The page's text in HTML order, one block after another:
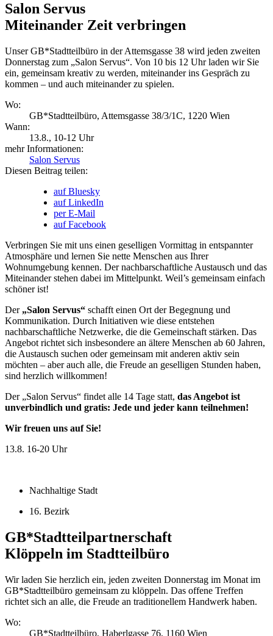
Salon Servus
Miteinander Zeit verbringen
Unser GB*Stadtteilbüro in der Attemsgasse 38 wird jeden zweiten
Donnerstag zum „Salon Servus“. Von 10 bis 12 Uhr laden wir Sie
ein, gemeinsam kreativ zu werden, miteinander ins Gespräch zu
kommen – und auch miteinander zu spielen.
Wo:
GB*Stadtteilbüro, Attemsgasse 38/3/1C, 1220 Wien
Wann:
13.8., 10-12 Uhr
mehr Informationen:
Salon Servus
Diesen Beitrag teilen:
auf Bluesky
auf LinkedIn
per E-Mail
auf Facebook
Verbringen Sie mit uns einen geselligen Vormittag in entspannter
Atmosphäre und lernen Sie nette Menschen aus Ihrer
Wohnumgebung kennen. Der nachbarschaftliche Austausch und das
Miteinander stehen dabei im Mittelpunkt. Weil’s gemeinsam einfach
schöner ist!
Der „Salon Servus“ schafft einen Ort der Begegnung und
Kommunikation. Durch Initiativen wie diese entstehen
nachbarschaftliche Netzwerke, die die Gemeinschaft stärken. Das
Angebot richtet sich insbesondere an ältere Menschen ab 60 Jahren,
die Austausch suchen oder gemeinsam mit anderen aktiv sein
möchten – aber auch alle, die Freude an geselligen Stunden haben,
sind herzlich willkommen!
Der „Salon Servus“ findet alle 14 Tage statt, das Angebot ist
unverbindlich und gratis: Jede und jeder kann teilnehmen!
Wir freuen uns auf Sie!
13.8. 16-20 Uhr
Nachhaltige Stadt
16. Bezirk
GB*Stadtteilpartnerschaft
Klöppeln im Stadtteilbüro
Wir laden Sie herzlich ein, jeden zweiten Donnerstag im Monat im
GB*Stadtteilbüro gemeinsam zu klöppeln. Das offene Treffen
richtet sich an alle, die Freude an traditionellem Handwerk haben.
Wo:
GB*Stadtteilbüro, Haberlgasse 76, 1160 Wien